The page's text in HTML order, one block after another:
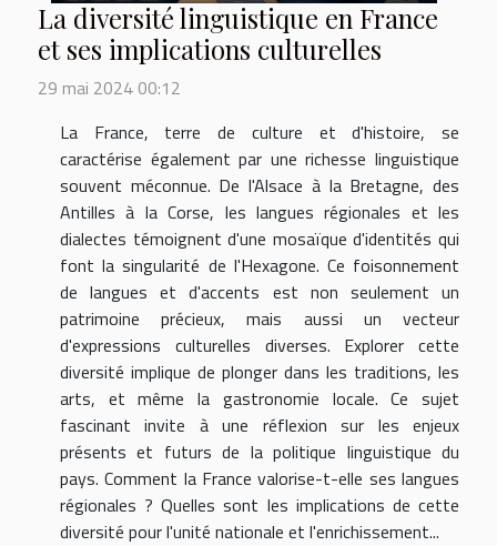
La diversité linguistique en France
et ses implications culturelles
29 mai 2024 00:12
La France, terre de culture et d'histoire, se
caractérise également par une richesse linguistique
souvent méconnue. De l'Alsace à la Bretagne, des
Antilles à la Corse, les langues régionales et les
dialectes témoignent d'une mosaïque d'identités qui
font la singularité de l'Hexagone. Ce foisonnement
de langues et d'accents est non seulement un
patrimoine précieux, mais aussi un vecteur
d'expressions culturelles diverses. Explorer cette
diversité implique de plonger dans les traditions, les
arts, et même la gastronomie locale. Ce sujet
fascinant invite à une réflexion sur les enjeux
présents et futurs de la politique linguistique du
pays. Comment la France valorise-t-elle ses langues
régionales ? Quelles sont les implications de cette
diversité pour l'unité nationale et l'enrichissement...